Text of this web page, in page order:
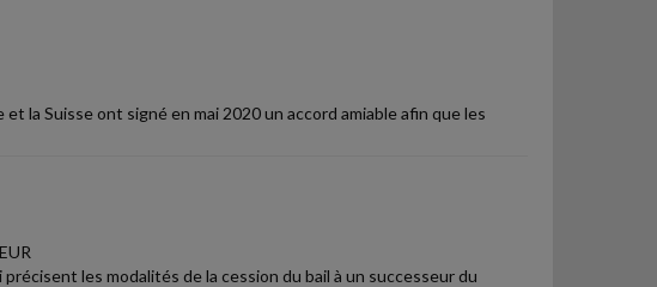
la Suisse ont signé en mai 2020 un accord amiable afin que les
les modalités de la cession du bail à un successeur du